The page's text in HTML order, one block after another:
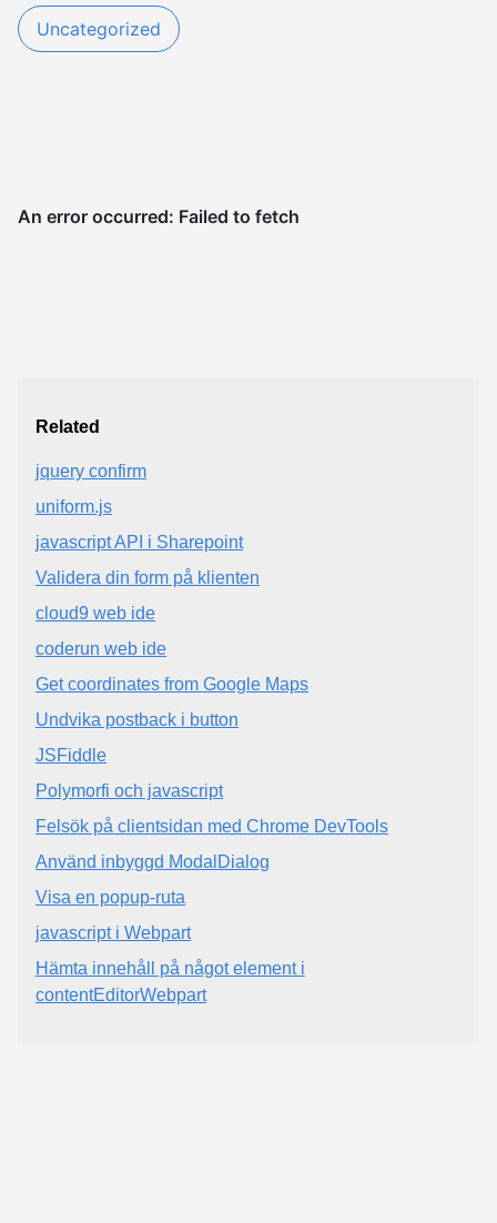
Uncategorized
Related
jquery confirm
uniform.js
javascript API i Sharepoint
Validera din form på klienten
cloud9 web ide
coderun web ide
Get coordinates from Google Maps
Undvika postback i button
JSFiddle
Polymorfi och javascript
Felsök på clientsidan med Chrome DevTools
Använd inbyggd ModalDialog
Visa en popup-ruta
javascript i Webpart
Hämta innehåll på något element i
contentEditorWebpart